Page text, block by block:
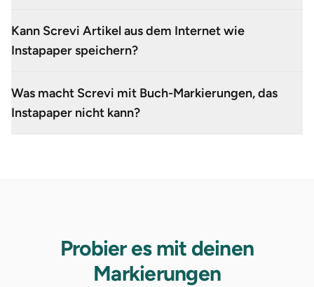
Kann Screvi Artikel aus dem Internet wie
Instapaper speichern?
Was macht Screvi mit Buch-Markierungen, das
Instapaper nicht kann?
Probier es mit deinen
Markierungen